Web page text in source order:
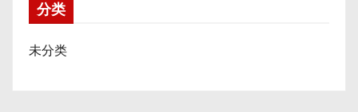
分类
未分类